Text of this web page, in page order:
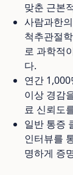
맞춘 근본
사람과한
척추관절
로 과학적
다.
연간
이상 경감
료 신뢰도
일반 통증
인터뷰를
명하게 증